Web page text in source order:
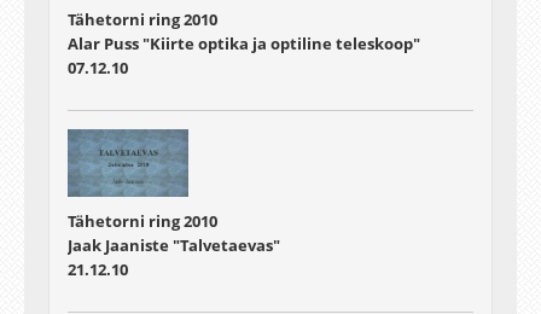
Tähetorni ring 2010
Alar Puss "Kiirte optika ja optiline teleskoop"
07.12.10
Tähetorni ring 2010
Jaak Jaaniste "Talvetaevas"
21.12.10